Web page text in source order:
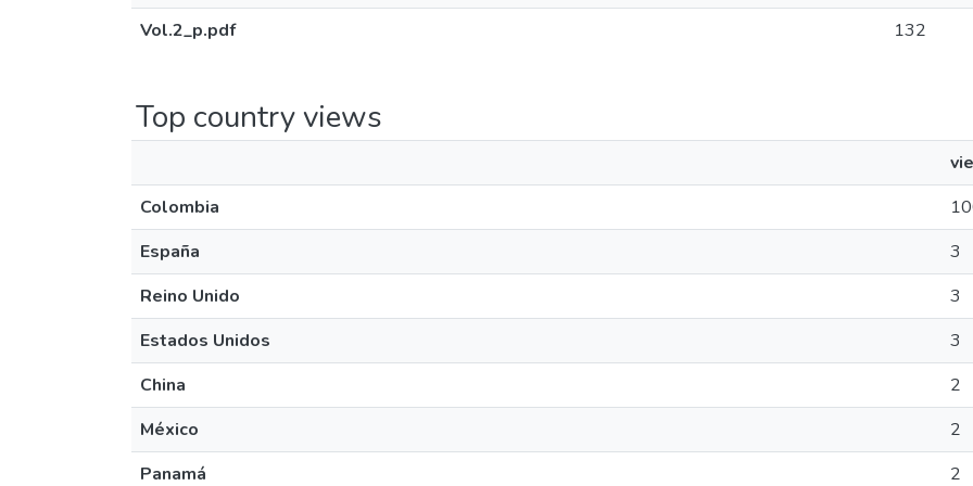
Vol.2_p.pdf
132
Top country views
Colombia
España
3
Reino Unido
3
Estados Unidos
3
China
2
México
2
Panamá
2